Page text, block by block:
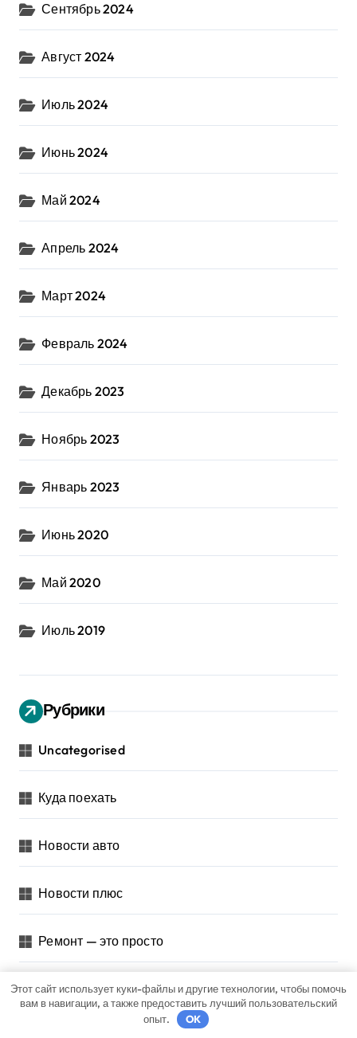
Сентябрь 2024
Август 2024
Июль 2024
Июнь 2024
Май 2024
Апрель 2024
Март 2024
Февраль 2024
Декабрь 2023
Ноябрь 2023
Январь 2023
Июнь 2020
Май 2020
Июль 2019
Рубрики
Uncategorised
Куда поехать
Новости авто
Новости плюс
Ремонт — это просто
Советы автомобилистам
Этот сайт использует куки-файлы и другие технологии, чтобы помочь
вам в навигации, а также предоставить лучший пользовательский
опыт.
OK